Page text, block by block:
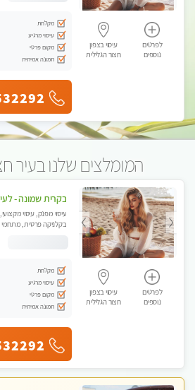
לפרטים
נוספים
עיסוי בצפון
חצור הגלילית
מקלחת
עיסוי מרגיע
מקום פרטי
תמונה אמיתית
המומלצים שלנו בעיר
לפרטים
נוספים
עיסוי בצפון
חצור הגלילית
עיסוי מפנק, עיסוי מקצועי,
בקלניקה פרטית,
מקלחת
עיסוי מרגיע
מקום פרטי
תמונה אמיתית